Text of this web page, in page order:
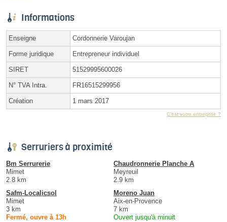
Informations
Enseigne Cordonnerie Varoujan
Forme juridique Entrepreneur individuel
SIRET 51529995600026
N° TVA Intra. FR16515299956
Création 1 mars 2017
C'est votre entreprise ?
Serruriers à proximité
Bm Serrurerie
Mimet
2.8 km
Chaudronnerie Planche A
Meyreuil
2.9 km
Safm-Localicsol
Mimet
3 km
Fermé, ouvre à 13h
Moreno Juan
Aix-en-Provence
7 km
Ouvert jusqu'à minuit